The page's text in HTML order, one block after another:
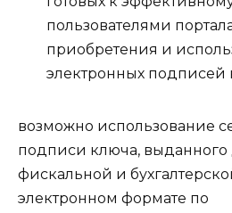
пользователями
приобретения и
электронных подписей
возможно использование
подписи ключа, выданного
фискальной и
электронном формате по